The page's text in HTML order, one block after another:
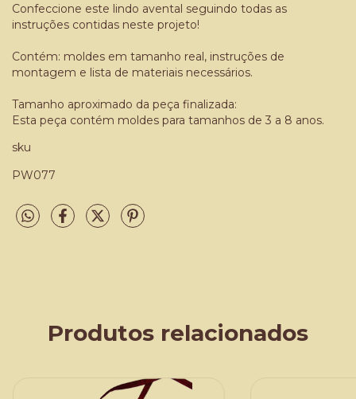
Confeccione este lindo avental seguindo todas as
instruções contidas neste projeto!
Contém: moldes em tamanho real, instruções de
montagem e lista de materiais necessários.
Tamanho aproximado da peça finalizada:
Esta peça contém moldes para tamanhos de 3 a 8 anos.
sku
PW077
Produtos relacionados